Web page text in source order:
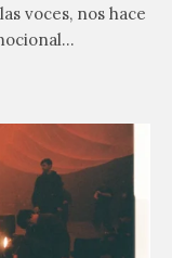
voces, nos hace